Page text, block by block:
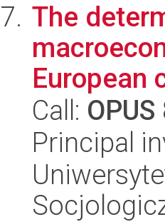
The
European
Call: OPUS
Principal